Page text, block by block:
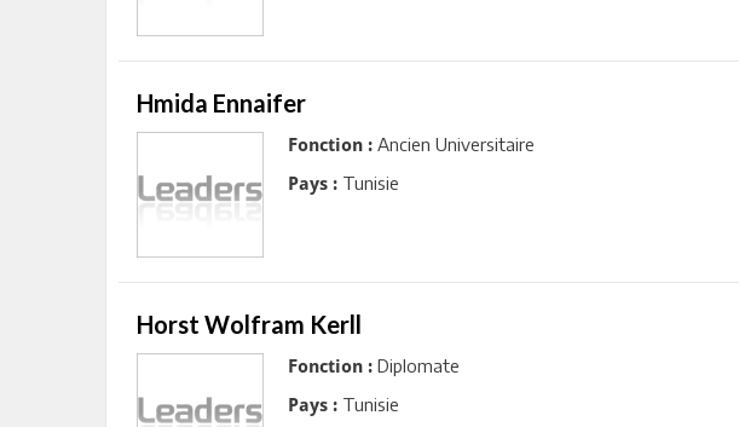
Hmida Ennaifer
Fonction :Ancien Universitaire
Pays :Tunisie
Horst Wolfram Kerll
Fonction :Diplomate
Pays :Tunisie